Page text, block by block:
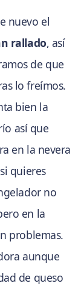
nuevo el
rallado, así
de que
lo freímos.
bien la
así que
en la nevera
quieres
no
en la
problemas.
aunque
de queso